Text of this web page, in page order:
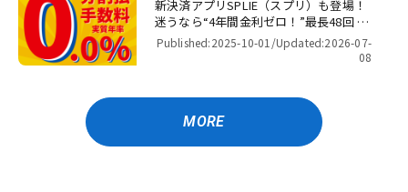
新決済アプリSPLIE（スプリ）も登場！
迷うなら“4年間金利ゼロ！”最長48回 無
金利キャンペーン
Published:2025-10-01/Updated:2026-07-
08
MORE